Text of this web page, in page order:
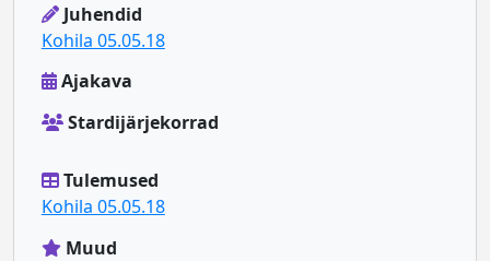
Juhendid
Kohila 05.05.18
Ajakava
Stardijärjekorrad
Tulemused
Kohila 05.05.18
Muud